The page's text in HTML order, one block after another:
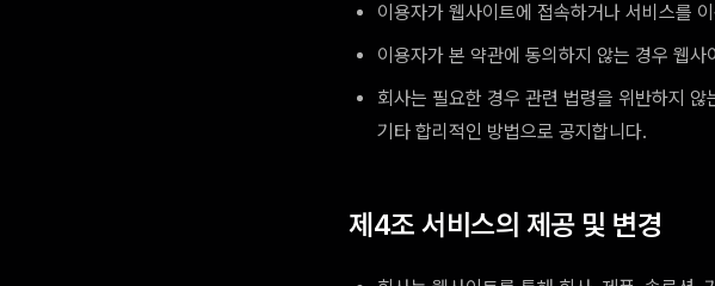
이용자가 웹사이트에 접속하거나 서비스를
이용자가 본 약관에 동의하지 않는 경우 웹
회사는 필요한 경우 관련 법령을 위반하지
기타 합리적인 방법으로 공지합니다.
제4조 서비스의 제공 및 변경